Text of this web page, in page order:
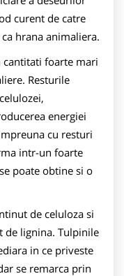
curent de catre
hrana animaliera.
cantitati foarte mari
Resturile
energiei
cu resturi
intr-un foarte
poate obtine si o
de celuloza si
de lignina. Tulpinile
in ce priveste
se remarca prin